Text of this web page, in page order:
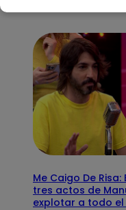
Me Caigo De
tres actos de
explotar a todo el